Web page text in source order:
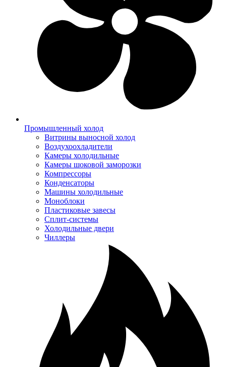
Промышленный холод
Витрины выносной холод
Воздухоохладители
Камеры холодильные
Камеры шоковой заморозки
Компрессоры
Конденсаторы
Машины холодильные
Моноблоки
Пластиковые завесы
Сплит-системы
Холодильные двери
Чиллеры